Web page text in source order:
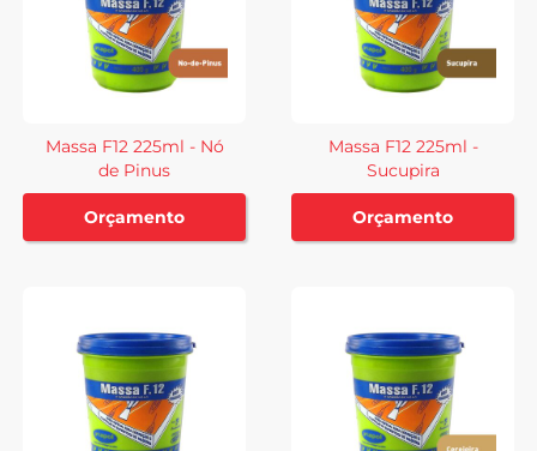
Massa F12 225ml - Nó
de Pinus
Orçamento
Massa F12 225ml -
Sucupira
Orçamento